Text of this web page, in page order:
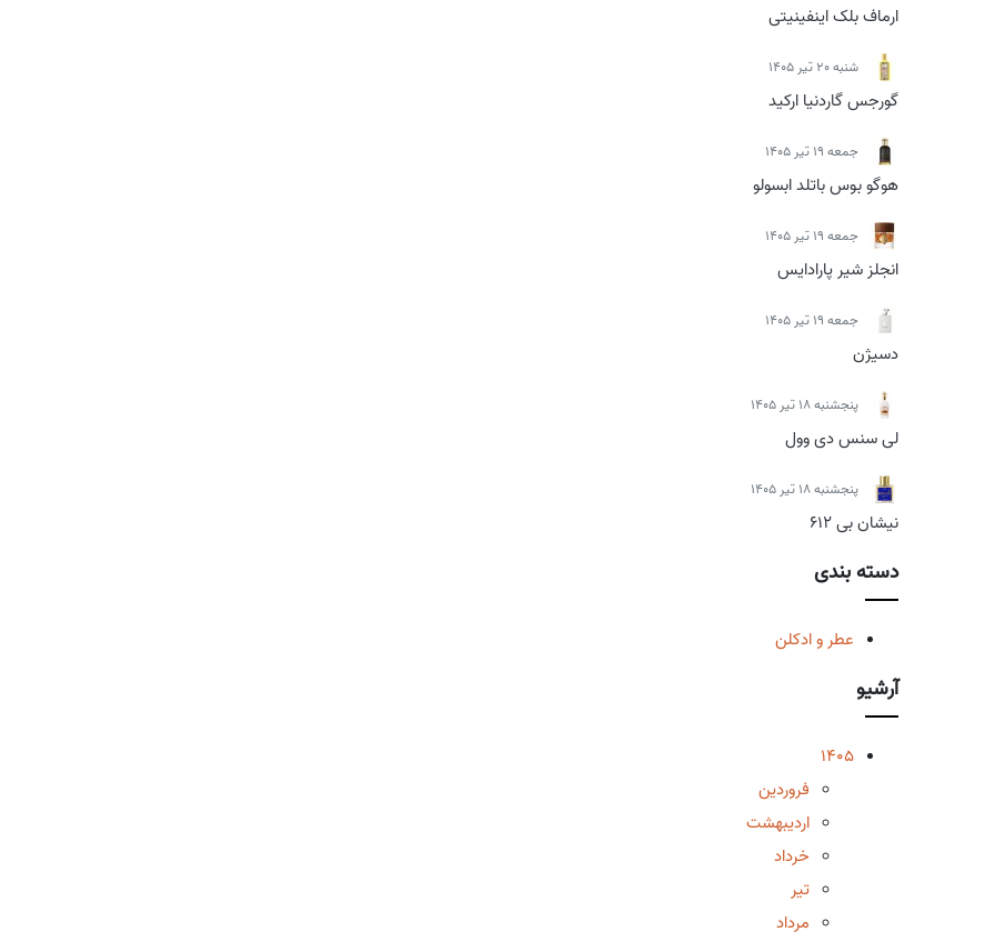
ارماف بلک اینفینیتی
شنبه 20 تیر 1405
گورجس گاردنیا ارکید
جمعه 19 تیر 1405
هوگو بوس باتلد ابسولو
جمعه 19 تیر 1405
انجلز شیر پارادایس
جمعه 19 تیر 1405
دسیژن
پنجشنبه 18 تیر 1405
لی سنس دی وول
پنجشنبه 18 تیر 1405
نیشان بی 612
دسته بندی
عطر و ادکلن
آرشیو
1405
فروردین
اردیبهشت
خرداد
تیر
مرداد